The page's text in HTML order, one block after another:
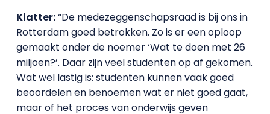
Klatter:“De medezeggenschapsraad is bij ons in
Rotterdam goed betrokken. Zo is er een oploop
gemaakt onder de noemer ‘Wat te doen met 26
miljoen?’. Daar zijn veel studenten op af gekomen.
Wat wel lastig is: studenten kunnen vaak goed
beoordelen en benoemen wat er niet goed gaat,
maar of het proces van onderwijs geven